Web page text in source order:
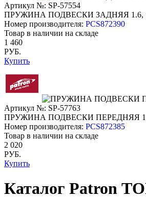
Артикул №: SP-57554
ПРУЖИНА ПОДВЕСКИ ЗАДНЯЯ 1.6,
Номер производителя: PCS872390
Товар в наличии на складе
1 460
РУБ.
Купить
Артикул №: SP-57763
ПРУЖИНА ПОДВЕСКИ ПЕРЕДНЯЯ
Номер производителя: PCS872385
Товар в наличии на складе
2 020
РУБ.
Купить
Каталог Patron